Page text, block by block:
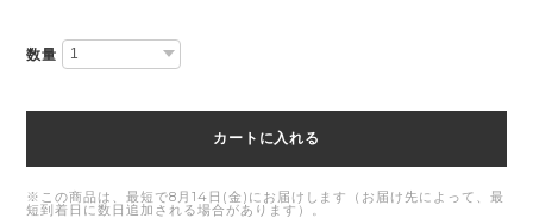
数量
カートに入れる
※この商品は、最短で8月14日(金)にお届けします（お届け先によって、最
短到着日に数日追加される場合があります）。